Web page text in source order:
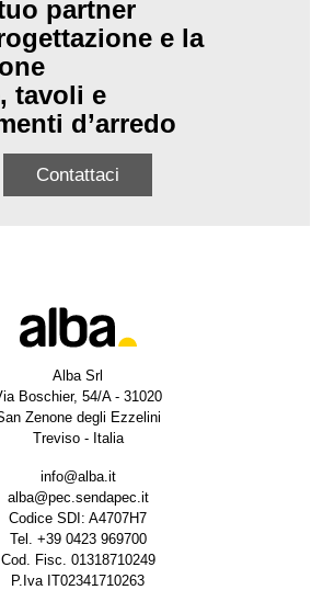
partner
e la
tavoli e
d’arredo
Contattaci
Alba Srl
Boschier, 54/A - 31020
Zenone degli Ezzelini
Treviso - Italia
info@alba.it
alba@pec.sendapec.it
Codice SDI: A4707H7
Tel. +39 0423 969700
Cod. Fisc. 01318710249
P.Iva IT02341710263